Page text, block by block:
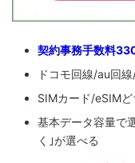
契約事務手数料
ドコモ回線/au回
SIMカード/eSIM
基本データ容量で
く｣が選べる